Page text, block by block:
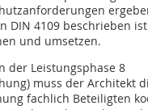
DIN 4109 beschrieben
und umsetzen.
der Leistungsphase 8
muss der Architekt
fachlich Beteiligten